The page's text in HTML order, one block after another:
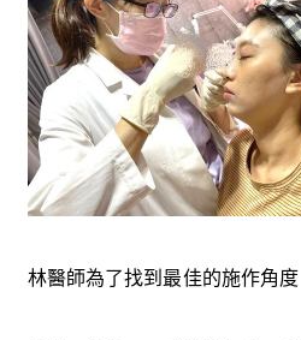
林醫師為了找到最佳的施作角度